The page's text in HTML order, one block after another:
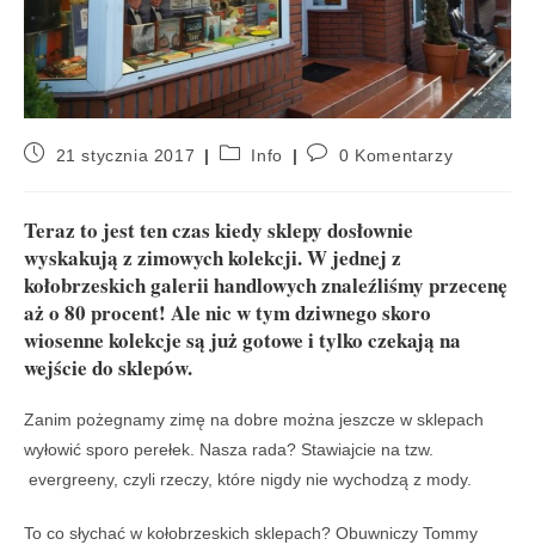
21 stycznia 2017 Info 0 Komentarzy
Teraz to jest ten czas kiedy sklepy dosłownie
wyskakują z zimowych kolekcji. W jednej z
kołobrzeskich galerii handlowych znaleźliśmy przecenę
aż o 80 procent! Ale nic w tym dziwnego skoro
wiosenne kolekcje są już gotowe i tylko czekają na
wejście do sklepów.
Zanim pożegnamy zimę na dobre można jeszcze w sklepach
wyłowić sporo perełek. Nasza rada? Stawiajcie na tzw.
evergreeny, czyli rzeczy, które nigdy nie wychodzą z mody.
To co słychać w kołobrzeskich sklepach? Obuwniczy Tommy